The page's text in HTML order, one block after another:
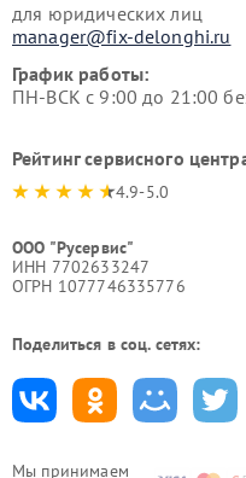
Мы принимаем
для юридических лиц
manager@fix-delonghi.ru
График работы:
ПН-ВСК с 9:00 до 21:00
Рейтинг сервисного
4.9-5.0
ООО "Русервис"
ИНН 7702633247
ОГРН 1077746335776
Поделиться в соц. сетях: